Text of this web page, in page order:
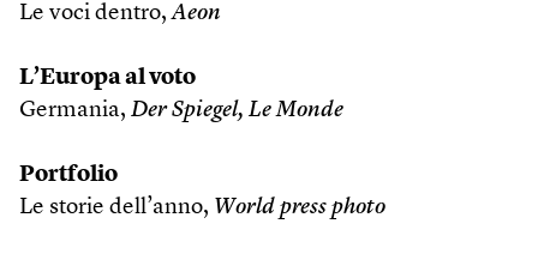
Le voci dentro,Aeon
L’Europa al voto
Germania, Der Spiegel, Le Monde
Portfolio
Le storie dell’anno, World press photo